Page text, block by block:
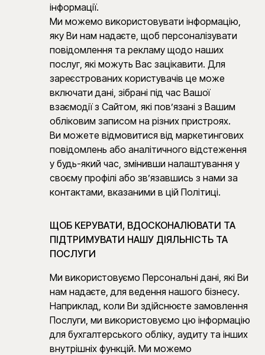
інформації.
Ми можемо використовувати інформацію,
яку Ви нам надаєте, щоб персоналізувати
повідомлення та рекламу щодо наших
послуг, які можуть Вас зацікавити. Для
зареєстрованих користувачів це може
включати дані, зібрані під час Вашої
взаємодії з Сайтом, які пов’язані з Вашим
обліковим записом на різних пристроях.
Ви можете відмовитися від маркетингових
повідомлень або аналітичного відстеження
у будь-який час, змінивши налаштування у
своєму профілі або зв’язавшись з нами за
контактами, вказаними в цій Політиці.
ЩОБ КЕРУВАТИ, ВДОСКОНАЛЮВАТИ ТА
ПІДТРИМУВАТИ НАШУ ДІЯЛЬНІСТЬ ТА
ПОСЛУГИ
Ми використовуємо Персональні дані, які Ви
нам надаєте, для ведення нашого бізнесу.
Наприклад, коли Ви здійснюєте замовлення
Послуги, ми використовуємо цю інформацію
для бухгалтерського обліку, аудиту та інших
внутрішніх функцій. Ми можемо